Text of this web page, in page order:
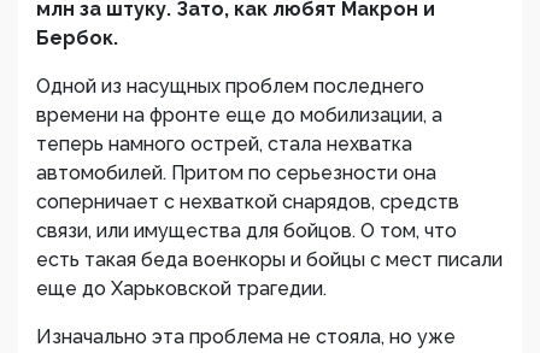
млн за штуку. Зато, как любят Макрон и
Бербок.
Одной из насущных проблем последнего
времени на фронте еще до мобилизации, а
теперь намного острей, стала нехватка
автомобилей. Притом по серьезности она
соперничает с нехваткой снарядов, средств
связи, или имущества для бойцов. О том, что
есть такая беда военкоры и бойцы с мест писали
еще до Харьковской трагедии.
Изначально эта проблема не стояла, но уже